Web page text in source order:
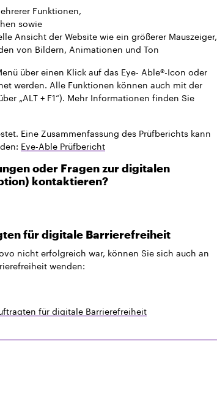
Funktionen,
sowie
Ansicht der Website wie ein größerer Mauszeiger,
von Bildern, Animationen und Ton
über einen Klick auf das Eye- Able®-Icon oder
werden. Alle Funktionen können auch mit der
„ALT + F1“). Mehr Informationen finden Sie
Eine Zusammenfassung des Prüfberichts kann
Eye-Able Prüfbericht
oder Fragen zur digitalen
kontaktieren?
für digitale Barrierefreiheit
nicht erfolgreich war, können Sie sich auch an
wenden:
für digitale Barrierefreiheit